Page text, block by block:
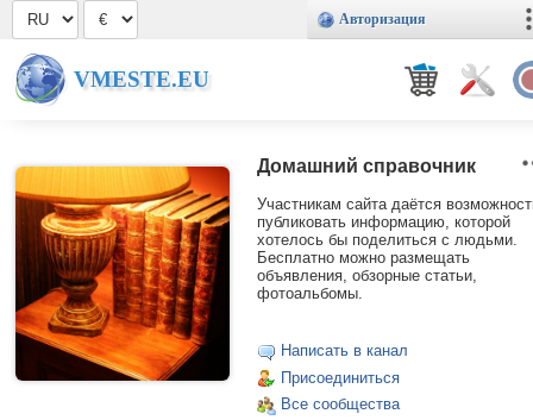
Авторизация
VMESTE.EU
Домашний справочник
Участникам сайта даётся
публиковать информацию, которой
хотелось бы поделиться с людьми.
Бесплатно можно размещать
объявления, обзорные статьи,
фотоальбомы.
Написать в канал
Присоединиться
Все сообщества